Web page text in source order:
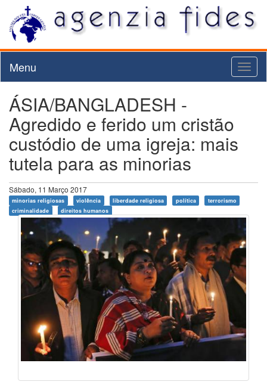
Menu
ÁSIA/BANGLADESH -
Agredido e ferido um cristão
custódio de uma igreja: mais
tutela para as minorias
Sábado, 11 Março 2017
minorias religiosas violência liberdade religiosa política
terrorismo
criminalidade
direitos humanos